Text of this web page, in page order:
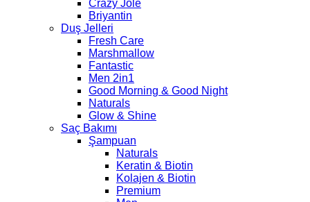
Crazy Jöle
Briyantin
Duş Jelleri
Fresh Care
Marshmallow
Fantastic
Men 2in1
Good Morning & Good Night
Naturals
Glow & Shine
Saç Bakımı
Şampuan
Naturals
Keratin & Biotin
Kolajen & Biotin
Premium